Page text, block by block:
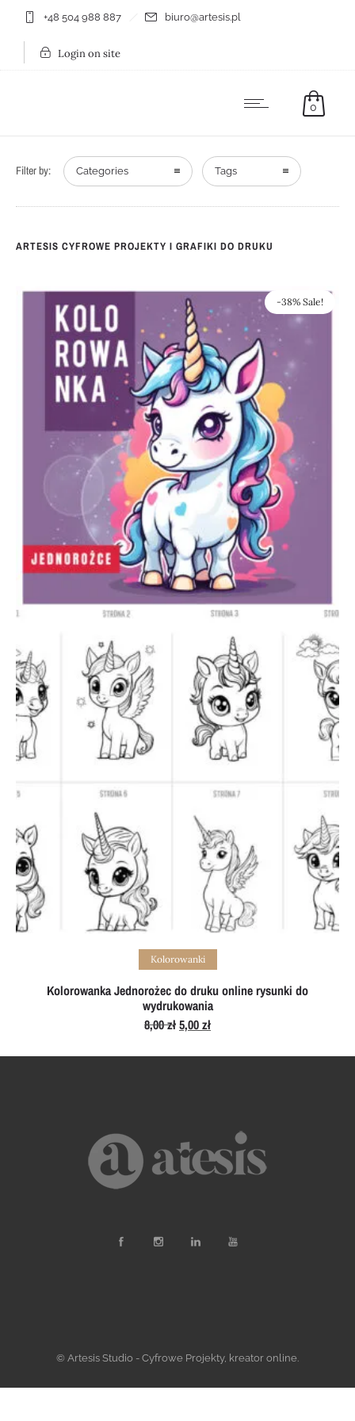
+48 504 988 887 biuro@artesis.pl
Login on site
0
Filter by: Categories Tags
ARTESIS CYFROWE PROJEKTY I GRAFIKI DO DRUKU
-38% Sale!
Add to cart
Kolorowanki
Kolorowanka Jednorożec do druku online rysunki do
wydrukowania
8,00zł Original
price
8,00 zł.
5,00złCurrent
price
5,00 zł.
© Artesis Studio - Cyfrowe Projekty, kreator online.